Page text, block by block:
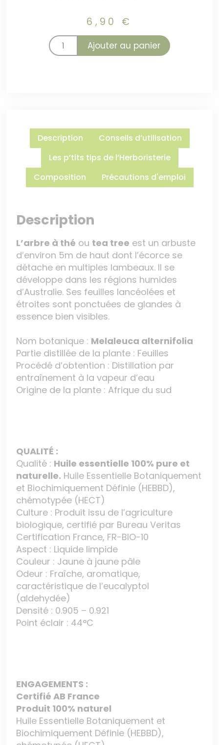
6,90 €
Ajouter au panier
Description
Conseils d’utilisation
Les p’tits tips de l’Herboristerie
Composition
Précautions d'emploi
Description
L’arbre à thé ou tea tree est un arbuste
d’environ 5m de haut dont l’écorce se
détache en multiples lambeaux. Il se
développe dans les régions humides
d’Australie. Ses feuilles lancéolées et
étroites sont ponctuées de glandes à
essence bien visibles.
Nom botanique : Melaleuca alternifolia
Partie distillée de la plante : Feuilles
Procédé d’obtention : Distillation par
entraînement à la vapeur d’eau
Origine de la plante : Afrique du sud
QUALITÉ :
Qualité : Huile essentielle 100% pure et
naturelle. Huile Essentielle Botaniquement
et Biochimiquement Définie (HEBBD),
chémotypée (HECT)
Culture : Produit issu de l’agriculture
biologique, certifié par Bureau Veritas
Certification France, FR-BIO-10
Aspect : Liquide limpide
Couleur : Jaune à jaune pâle
Odeur : Fraîche, aromatique,
caractéristique de l’eucalyptol
(aldehydée)
Densité : 0.905 – 0.921
Point éclair : 44°C
ENGAGEMENTS :
Certifié AB France
Produit 100% naturel
Huile Essentielle Botaniquement et
Biochimiquement Définie (HEBBD),